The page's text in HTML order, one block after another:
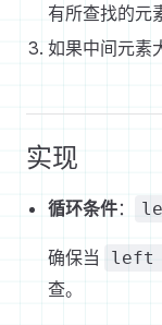
有所查找的元
如果中间元素
实现
循环条件：
确保当 left
查。